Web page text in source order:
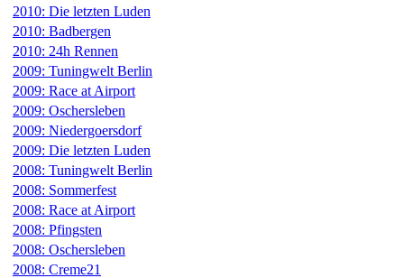
2010: Die letzten Luden
2010: Badbergen
2010: 24h Rennen
2009: Tuningwelt Berlin
2009: Race at Airport
2009: Oschersleben
2009: Niedergoersdorf
2009: Die letzten Luden
2008: Tuningwelt Berlin
2008: Sommerfest
2008: Race at Airport
2008: Pfingsten
2008: Oschersleben
2008: Creme21